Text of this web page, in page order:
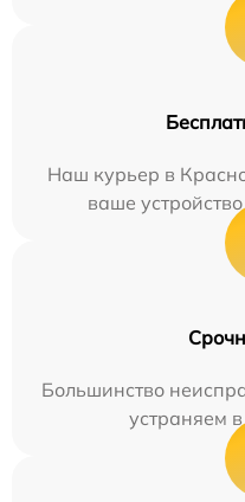
Наш курьер в
ваше
Большинство
устраняем